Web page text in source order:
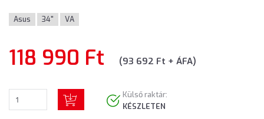
Asus 34" VA
118 990 Ft (93 692 Ft + ÁFA)
Külső raktár:
KÉSZLETEN